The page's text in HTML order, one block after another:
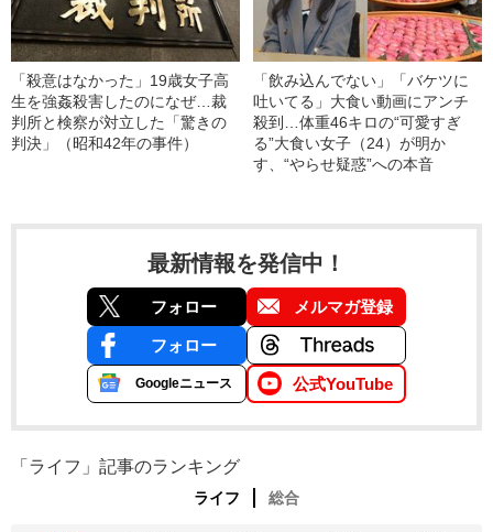
「殺意はなかった」19歳女子高
生を強姦殺害したのになぜ…裁
判所と検察が対立した「驚きの
判決」（昭和42年の事件）
「飲み込んでない」「バケツに
吐いてる」大食い動画にアンチ
殺到…体重46キロの“可愛すぎ
る”大食い女子（24）が明か
す、“やらせ疑惑”への本音
最新情報を発信中！
フォロー メルマガ登録
フォロー
Googleニュース 公式YouTube
「ライフ」記事のランキング
ライフ 総合